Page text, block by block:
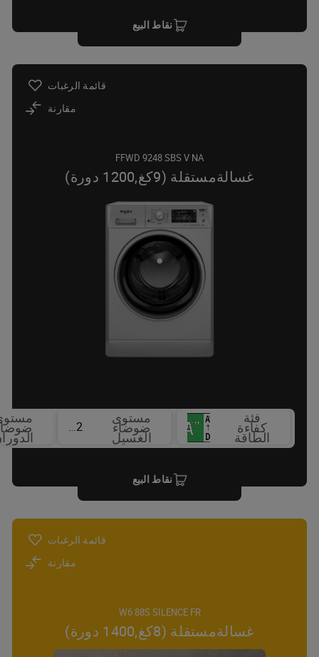
نقاط البيع
قائمة الرغبات
مقارنة
FFWD 9248 SBS V NA
غسالةمستقلة (9كغ,1200 دورة)
فئة
كفاءة
الطاقة
مستوى
ضوضاء
الغسيل
52 dBA
نقاط البيع
قائمة الرغبات
مقارنة
W6 88S SILENCE FR
غسالةمستقلة (8كغ,1400 دورة)